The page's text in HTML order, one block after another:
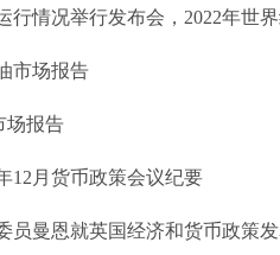
行情况举行发布会，2022年世
市场报告
场报告
12月货币政策会议纪要
员曼恩就英国经济和货币政策